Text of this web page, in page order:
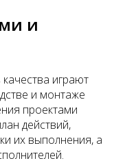
и
играют
и монтаже
проектами
действий,
их выполнения, а